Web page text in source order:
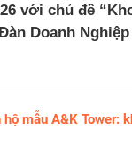
với chủ đề
Doanh
mẫu A&K Tower: